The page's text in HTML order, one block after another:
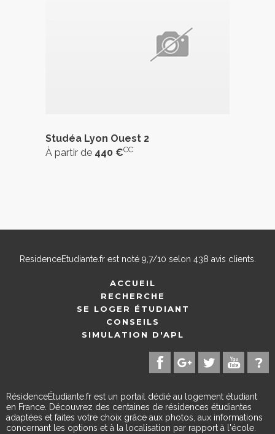
Studéa Lyon Ouest 2
À partir de 440 €CC
ResidenceEtudiante.frest noté 9,7/10 selon 438 avis clients.
ACCUEIL
RECHERCHE
SE LOGER ÉTUDIANT
CONSEILS
SIMULATION D'APL
RésidenceÉtudiante.fr est un portail dédié au logement étudiant
en France. Découvrez des centaines de résidences étudiantes
adaptées et faites votre choix grâce aux photos, aux informations
concernant les options et à la localisation par rapport à l'école.